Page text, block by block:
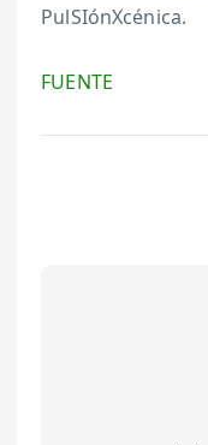
PulSIónXcénica.
FUENTE